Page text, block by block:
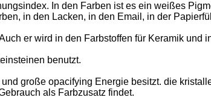
In den Farben ist es ein weißes
in den Lacken, in den Email, in der
er wird in den Farbstoffen für Keramik und
benutzt.
große opacifying Energie besitzt. die
als Farbzusatz findet.